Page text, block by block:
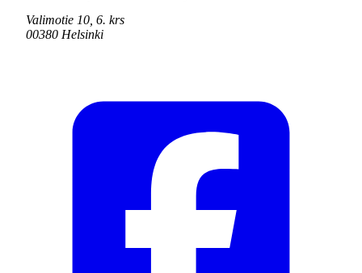
Valimotie 10, 6. krs
00380 Helsinki